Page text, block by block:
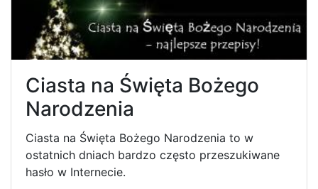
Ciasta na Święta Bożego
Narodzenia
Ciasta na Święta Bożego Narodzenia to w
ostatnich dniach bardzo często przeszukiwane
hasło w Internecie.